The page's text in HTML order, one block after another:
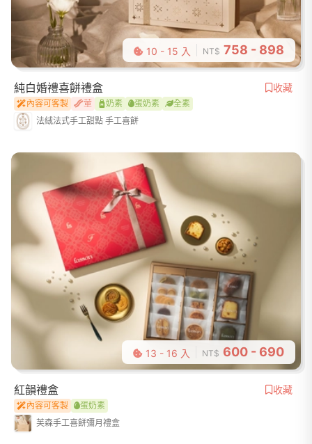
10 - 15 入 NT$ 758 - 898
純白婚禮喜餅禮盒 收藏
內容可客製 葷 奶素 蛋奶素
全素
法絨法式手工甜點 手工喜餅
13 - 16 入 NT$ 600 - 690
紅韻禮盒 收藏
內容可客製
蛋奶素
芙森手工喜餅彌月禮盒